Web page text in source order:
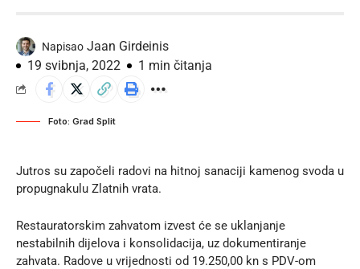
Napisao Jaan Girdeinis
19 svibnja, 2022
1 min čitanja
Foto: Grad Split
Jutros su započeli radovi na hitnoj sanaciji kamenog svoda u
propugnakulu Zlatnih vrata.
Restauratorskim zahvatom izvest će se uklanjanje
nestabilnih dijelova i konsolidacija, uz dokumentiranje
zahvata. Radove u vrijednosti od 19.250,00 kn s PDV-om